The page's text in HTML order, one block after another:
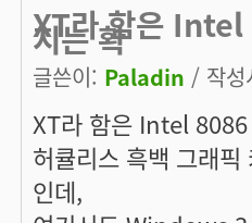
XT라 함은
지는 확
글쓴이: Paladin / 작
XT라 함은 Intel
허큘리스 흑백 그래
인데,